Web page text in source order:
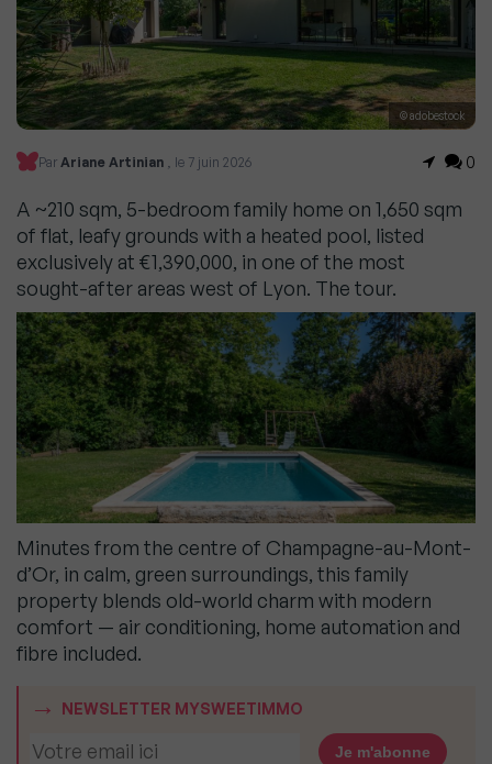
© adobestock
Par Ariane Artinian , le 7 juin 2026 0
A ~210 sqm, 5-bedroom family home on 1,650 sqm
of flat, leafy grounds with a heated pool, listed
exclusively at €1,390,000, in one of the most
sought-after areas west of Lyon. The tour.
Minutes from the centre of Champagne-au-Mont-
d’Or, in calm, green surroundings, this family
property blends old-world charm with modern
comfort — air conditioning, home automation and
fibre included.
NEWSLETTER MYSWEETIMMO